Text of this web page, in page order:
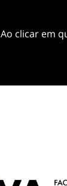
Ao clicar em